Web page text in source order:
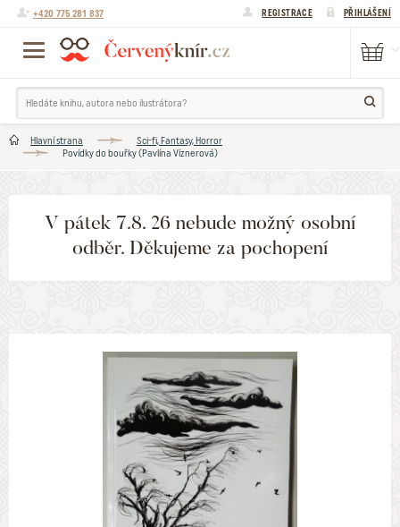
+420 775 281 837 REGISTRACE PŘIHLÁŠENÍ
Hlavní strana
Sci-fi, Fantasy, Horror
Povídky do bouřky (Pavlína Víznerová)
V pátek 7.8. 26 nebude možný osobní
odběr. Děkujeme za pochopení